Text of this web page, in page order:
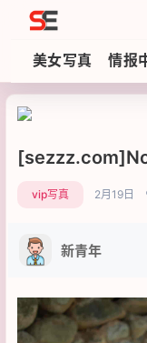
Sezzz
美女写真 情报
vip写真 2月19日
新青年